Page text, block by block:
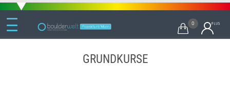
 0
GRUNDKURSE